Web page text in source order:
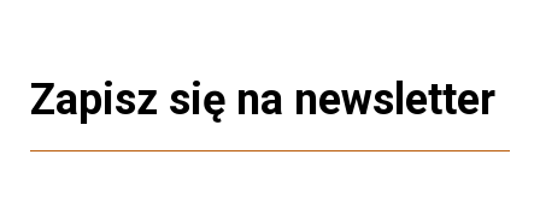
Zapisz się na newsletter